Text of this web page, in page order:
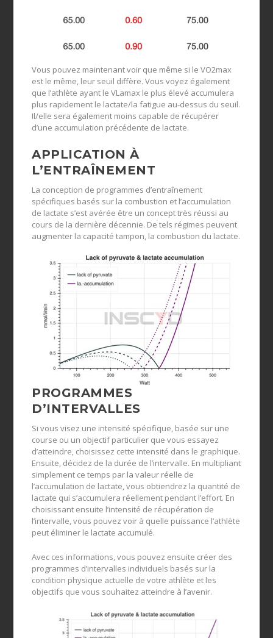
Vous pouvez maintenant voir que même si le VO2max
est le même, leur seuil diffère. Vous voyez également
que l’athlète ayant le VLamax le plus élevé accumulera
plus rapidement le lactate/la fatigue au-dessus du seuil.
Il/elle sera également moins capable de récupérer
d’une accumulation précédente de lactate.
APPLICATION À
L’ENTRAÎNEMENT
La conception de programmes d’entraînement
spécifiques basés sur la combustion et l’accumulation
de lactate s’est avérée être un concept très réussi au
cours de la dernière décennie. De tels régimes peuvent
augmenter la capacité tampon, la combustion du lactate.
PROGRAMMES
D’INTERVALLES
Si vous visez une intensité spécifique, basée sur une
course ou un objectif particulier que vous essayez
d’atteindre, choisissez cette intensité dans le graphique.
Ensuite, décidez de la durée de l’intervalle. En multipliant
simplement ce temps par la valeur réelle de
l’accumulation de lactate, vous obtiendrez la quantité de
lactate qui s’accumulera réellement pendant l’effort. En
choisissant ensuite l’intensité de récupération de
l’intervalle, vous pouvez voir à quelle puissance l’athlète
peut éliminer le lactate accumulé.
Avec ces informations, vous pouvez ensuite créer des
programmes d’intervalles individuels basés sur la
condition physique actuelle de votre athlète et les
objectifs que vous souhaitez atteindre à l’avenir.